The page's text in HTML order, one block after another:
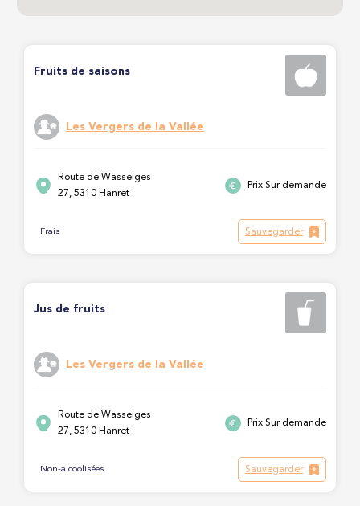
Fruits de saisons
Les Vergers de la Vallée
Route de Wasseiges
27, 5310 Hanret
Prix Sur demande
Frais Sauvegarder
Jus de fruits
Les Vergers de la Vallée
Route de Wasseiges
27, 5310 Hanret
Prix Sur demande
Non-alcoolisées Sauvegarder